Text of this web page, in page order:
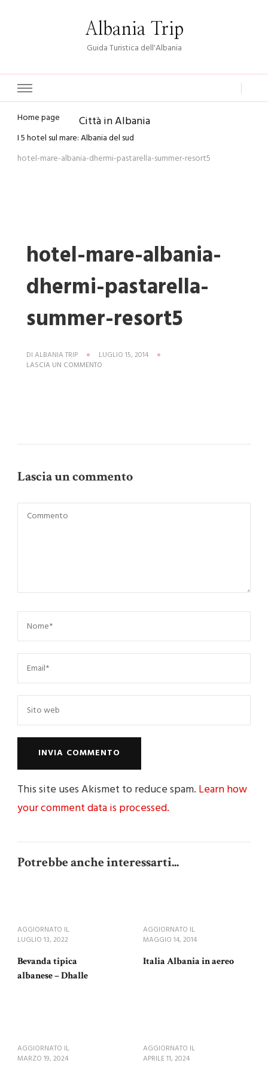
Albania Trip
Guida Turistica dell'Albania
Home page Città in Albania
I 5 hotel sul mare: Albania del sud
hotel-mare-albania-dhermi-pastarella-summer-resort5
hotel-mare-albania-
dhermi-pastarella-
summer-resort5
DI ALBANIA TRIP
LUGLIO 15, 2014
LASCIA UN COMMENTO
Lascia un commento
This site uses Akismet to reduce spam. Learn how
your comment data is processed.
Potrebbe anche interessarti...
AGGIORNATO IL
LUGLIO 13, 2022
Bevanda tipica
albanese – Dhalle
AGGIORNATO IL
MAGGIO 14, 2014
Italia Albania in aereo
AGGIORNATO IL
MARZO 19, 2024
AGGIORNATO IL
APRILE 11, 2024